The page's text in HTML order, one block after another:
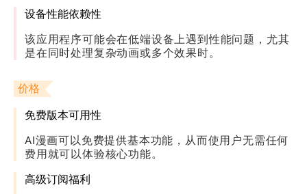
设备性能依赖性
该应用程序可能会在低端设备上遇到性能问题，尤其
是在同时处理复杂动画或多个效果时。
价格
免费版本可用性
AI漫画可以免费提供基本功能，从而使用户无需任何
费用就可以体验核心功能。
高级订阅福利